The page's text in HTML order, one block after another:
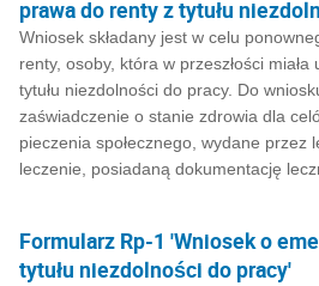
prawa do renty z tytułu
Wniosek składany jest w celu
renty, osoby, która w przeszłości
tytułu niezdolności do pracy. Do
zaświadczenie o stanie zdrowia dla
pieczenia społecznego, wydane przez
leczenie, posiadaną dokumen­tację
Formularz Rp-1 'Wniosek o
tytułu niezdolności do pracy'